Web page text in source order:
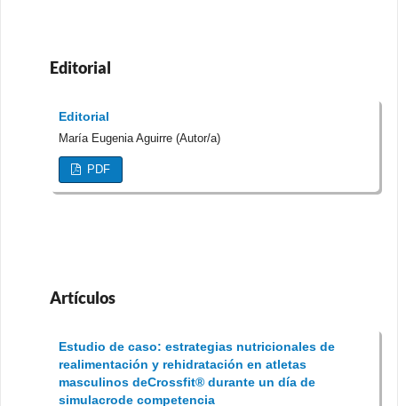
Editorial
Editorial
María Eugenia Aguirre (Autor/a)
PDF
Artículos
Estudio de caso: estrategias nutricionales de
realimentación y rehidratación en atletas
masculinos deCrossfit® durante un día de
simulacrode competencia